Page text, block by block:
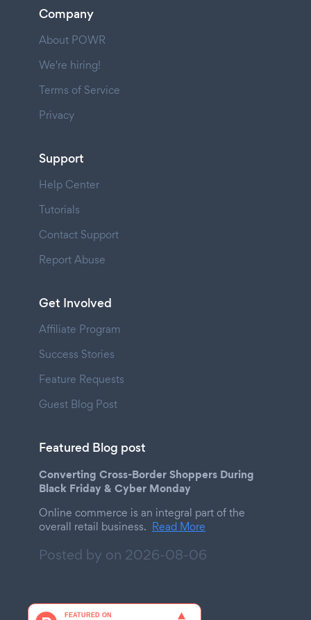
Company
About POWR
We're hiring!
Terms of Service
Privacy
Support
Help Center
Tutorials
Contact Support
Report Abuse
Get Involved
Affiliate Program
Success Stories
Feature Requests
Guest Blog Post
Featured Blog post
Converting Cross-Border Shoppers During
Black Friday & Cyber Monday
Online commerce is an integral part of the
overall retail business. Read More
Posted by on 2026-08-06